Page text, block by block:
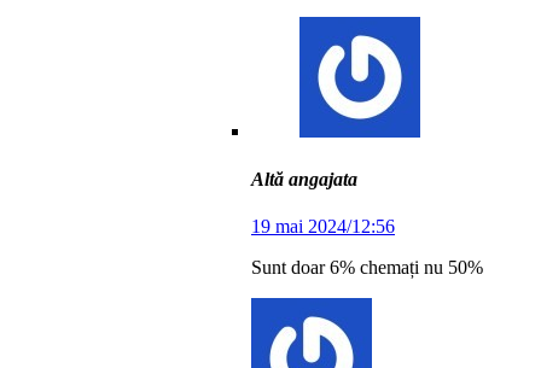
Altă angajata
19 mai 2024/12:56
Sunt doar 6% chemați nu 50%